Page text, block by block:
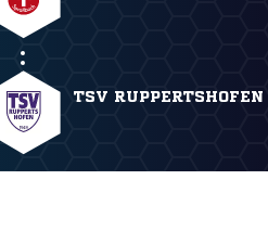
TSV RUPPERTSHOFEN